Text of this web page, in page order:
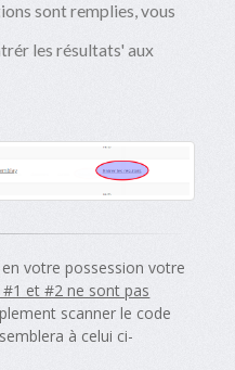
sont remplies, vous
les résultats' aux
votre possession votre
et #2 ne sont pas
scanner le code
à celui ci-